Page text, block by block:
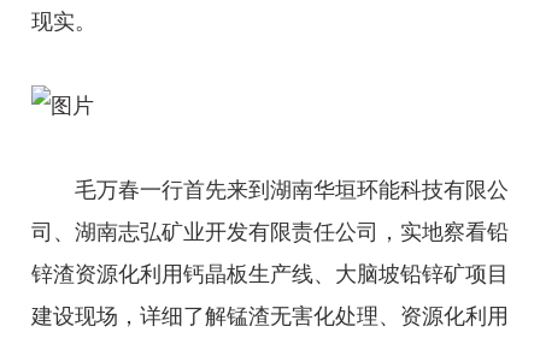
现实。
毛万春一行首先来到湖南华垣环能科技有限公
司、湖南志弘矿业开发有限责任公司，实地察看铅
锌渣资源化利用钙晶板生产线、大脑坡铅锌矿项目
建设现场，详细了解锰渣无害化处理、资源化利用